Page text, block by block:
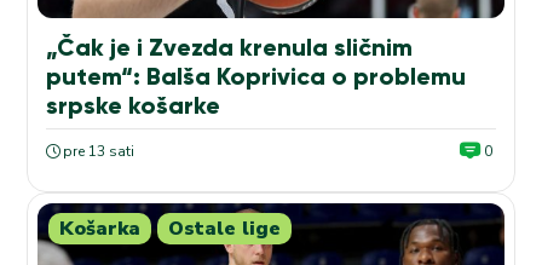
„Čak je i Zvezda krenula sličnim
putem“: Balša Koprivica o problemu
srpske košarke
pre 13 sati 0
Košarka Ostale lige